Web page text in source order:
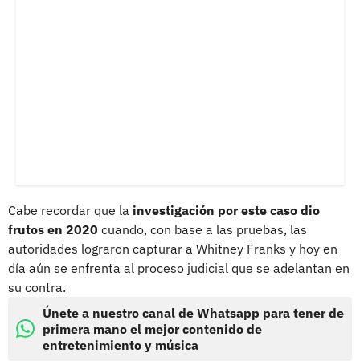
Cabe recordar que la investigación por este caso dio
frutos en 2020 cuando, con base a las pruebas, las
autoridades lograron capturar a Whitney Franks y hoy en
día aún se enfrenta al proceso judicial que se adelantan en
su contra.
Únete a nuestro canal de Whatsapp para tener de
primera mano el mejor contenido de
entretenimiento y música